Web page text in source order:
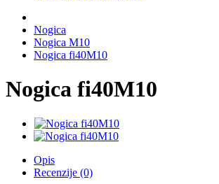
Nogica
Nogica M10
Nogica fi40M10
Nogica fi40M10
Opis
Recenzije (0)